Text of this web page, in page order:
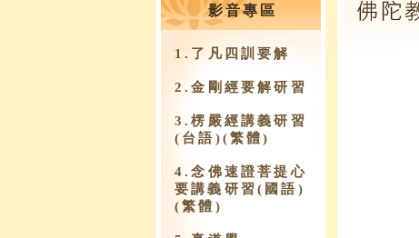
影音專區
1.了凡四訓要解
2.金剛經要解研習
3.楞嚴經講義研習
(台語)(繁體)
4.念佛速證菩提心
要講義研習(國語)
(繁體)